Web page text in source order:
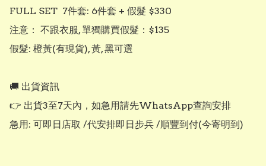
FULL SET  7件套: 6件套 + 假髮 $330
注意： 不跟衣服, 單獨購買假髮：$135
假髮: 橙黃(有現貨), 黃, 黑可選
🚚 出貨資訊
👉 出貨3至7天內，如急用請先WhatsApp查詢安排
急用: 可即日店取 /代安排即日步兵 /順豐到付(今寄明到)